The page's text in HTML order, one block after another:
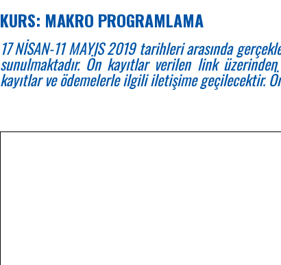
KURS: MAKRO PROGRAMLAMA
17 NİSAN-11 MAYIS 2019 tarihleri arasında
sunulmaktadır. Ön kayıtlar verilen link
kayıtlar ve ödemelerle ilgili iletişime geçilecektir.